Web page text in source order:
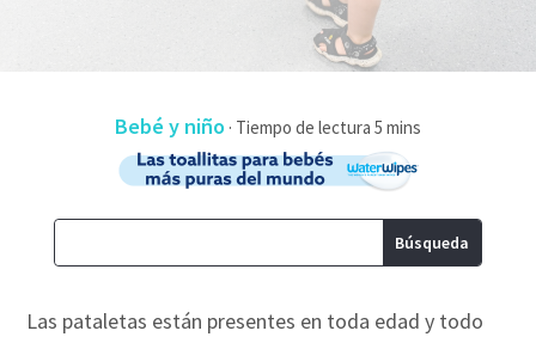
Bebé y niño ·
Las pataletas están presentes en toda edad y todo